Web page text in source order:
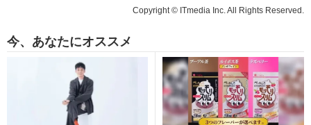
Copyright © ITmedia Inc. All Rights Reserved.
今、あなたにオススメ